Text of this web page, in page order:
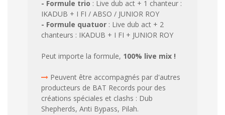
- Formule trio : Live dub act + 1 chanteur :
IKADUB + I FI / ABSO / JUNIOR ROY
- Formule quatuor: Live dub act + 2
chanteurs : IKADUB + I FI + JUNIOR ROY
Peut importe la formule, 100% live mix !
Peuvent être accompagnés par d'autres
producteurs de BAT Records pour des
créations spéciales et clashs : Dub
Shepherds, Anti Bypass, Pilah.